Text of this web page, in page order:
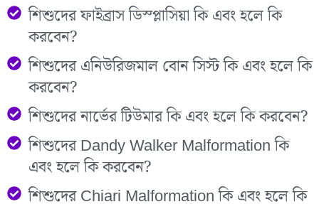
শিশুদের ফাইব্রাস ডিস্প্লাসিয়া কি এবং হলে কি
করবেন?
শিশুদের এনিউরিজমাল বোন সিস্ট কি এবং হলে কি
করবেন?
শিশুদের নার্ভের টিউমার কি এবং হলে কি করবেন?
শিশুদের Dandy Walker Malformation কি
এবং হলে কি করবেন?
শিশুদের Chiari Malformation কি এবং হলে কি